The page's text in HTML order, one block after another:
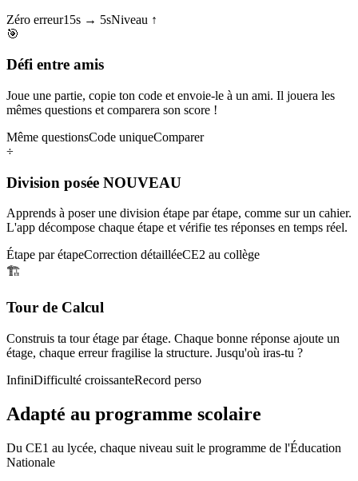
Zéro erreur15s → 5sNiveau ↑
🎯
Défi entre amis
Joue une partie, copie ton code et envoie-le à un ami. Il jouera les
mêmes questions et comparera son score !
Même questionsCode uniqueComparer
÷
Division posée NOUVEAU
Apprends à poser une division étape par étape, comme sur un cahier.
L'app décompose chaque étape et vérifie tes réponses en temps réel.
Étape par étapeCorrection détailléeCE2 au collège
🏗️
Tour de Calcul
Construis ta tour étage par étage. Chaque bonne réponse ajoute un
étage, chaque erreur fragilise la structure. Jusqu'où iras-tu ?
InfiniDifficulté croissanteRecord perso
Adapté au programme scolaire
Du CE1 au lycée, chaque niveau suit le programme de l'Éducation
Nationale